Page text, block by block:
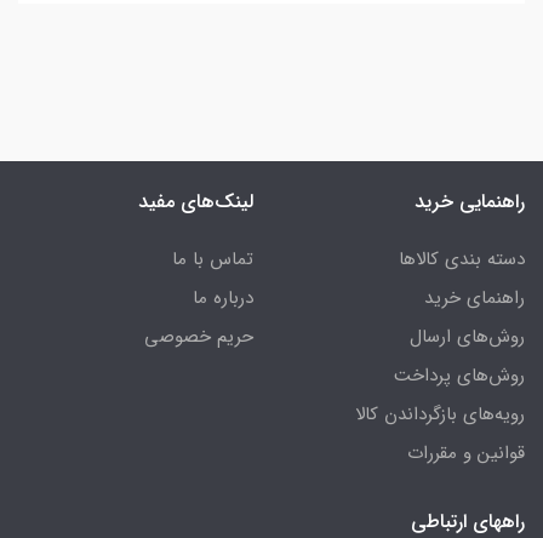
راهنمایی خرید
دسته بندی کالاها
راهنمای خرید
روش‌های ارسال
روش‌های پرداخت
رویه‌های بازگرداندن کالا
قوانین و مقررات
لینک‌های مفید
تماس با ما
درباره ما
حریم خصوصی
راههای ارتباطی